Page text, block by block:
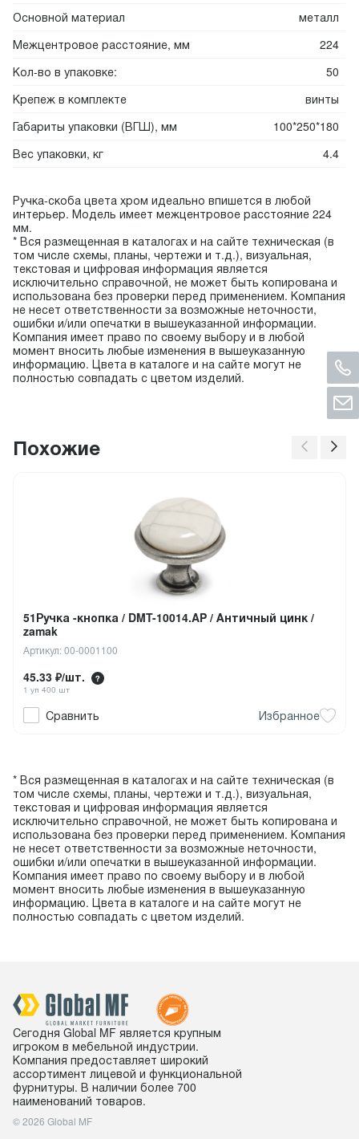
Основной материал
металл
Межцентровое расстояние, мм
224
Кол-во в упаковке:
50
Крепеж в комплекте
винты
Габариты упаковки (ВГШ), мм
100*250*180
Вес упаковки, кг
4.4
Ручка-скоба цвета хром идеально впишется в любой
интерьер. Модель имеет межцентровое расстояние 224
мм.
* Вся размещенная в каталогах и на сайте техническая (в
том числе схемы, планы, чертежи и т.д.), визуальная,
текстовая и цифровая информация является
исключительно справочной, не может быть копирована и
использована без проверки перед применением. Компания
не несет ответственности за возможные неточности,
ошибки и/или опечатки в вышеуказанной информации.
Компания имеет право по своему выбору и в любой
момент вносить любые изменения в вышеуказанную
информацию. Цвета в каталоге и на сайте могут не
полностью совпадать с цветом изделий.
Похожие
51Ручка -кнопка / DMT-10014.AP / Античный цинк /
zamak
Артикул: 00-0001100
45.33 ₽/шт.
1 уп 400 шт
Сравнить Избранное
* Вся размещенная в каталогах и на сайте техническая (в
том числе схемы, планы, чертежи и т.д.), визуальная,
текстовая и цифровая информация является
исключительно справочной, не может быть копирована и
использована без проверки перед применением. Компания
не несет ответственности за возможные неточности,
ошибки и/или опечатки в вышеуказанной информации.
Компания имеет право по своему выбору и в любой
момент вносить любые изменения в вышеуказанную
информацию. Цвета в каталоге и на сайте могут не
полностью совпадать с цветом изделий.
Сегодня Global MF является крупным
игроком в мебельной индустрии.
Компания предоставляет широкий
ассортимент лицевой и функциональной
фурнитуры. В наличии более 700
наименований товаров.
© 2026 Global MF